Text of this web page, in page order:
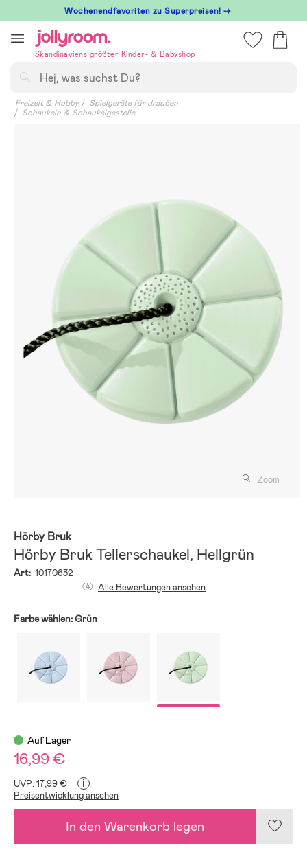
till
innehållet
Wochenendfavoriten zu Superpreisen! →
Skandinaviens größter Kinder- & Babyshop
Freizeit & Hobby
Spielgeräte für draußen
Schaukeln & Schaukelgestelle
Zoom
Hörby Bruk
Hörby Bruk Tellerschaukel, Hellgrün
Art: 10170632
(4) Alle Bewertungen ansehen
Farbe wählen:Grün
Auf Lager
16,99 €
UVP: 17,99 € i
Preisentwicklung ansehen
In den Warenkorb legen